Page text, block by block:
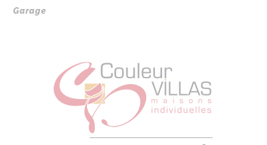
Garage